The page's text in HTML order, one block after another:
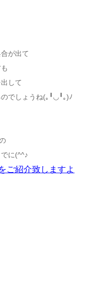
が出て
して
でしょうね(｡╹◡╹｡)ﾉ
に(^^♪
ご紹介致しますよ